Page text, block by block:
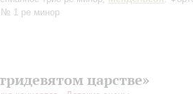
№ 1 ре минор
царстве»